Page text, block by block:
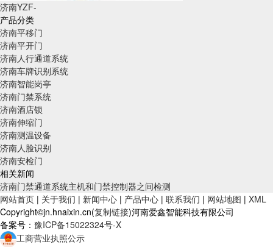
济南YZF-
产品分类
济南平移门
济南平开门
济南人行通道系统
济南车牌识别系统
济南智能岗亭
济南门禁系统
济南酒店锁
济南伸缩门
济南测温设备
济南人脸识别
济南安检门
相关新闻
济南门禁通道系统主机和门禁控制器之间检测
网站首页 | 关于我们 | 新闻中心 | 产品中心 | 联系我们 | 网站地图 | XML
Copyright©jn.hnaixin.cn(复制链接)河南爱鑫智能科技有限公司
备案号： 豫ICP备15022324号-X
工商营业执照公示